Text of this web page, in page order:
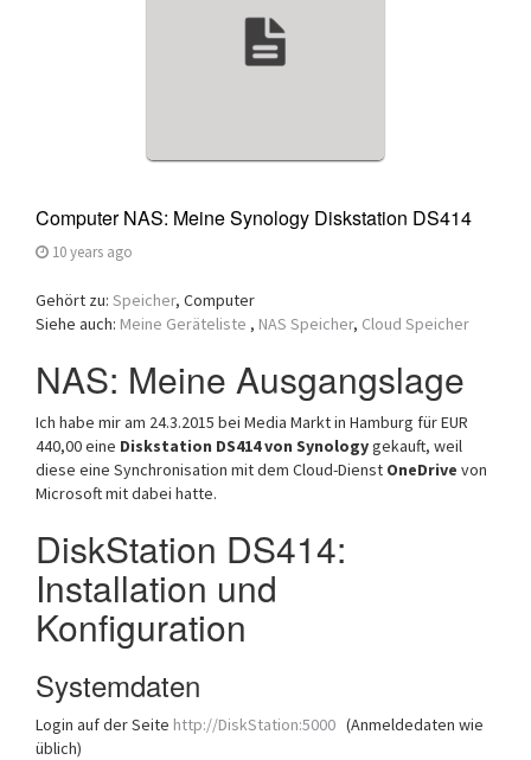
Computer NAS: Meine Synology Diskstation DS414
10 years ago
Gehört zu: Speicher, Computer
Siehe auch: Meine Geräteliste , NAS Speicher, Cloud Speicher
NAS: Meine Ausgangslage
Ich habe mir am 24.3.2015 bei Media Markt in Hamburg für EUR
440,00 eine Diskstation DS414 von Synologygekauft, weil
diese eine Synchronisation mit dem Cloud-Dienst OneDrive von
Microsoft mit dabei hatte.
DiskStation DS414:
Installation und
Konfiguration
Systemdaten
Login auf der Seite http://DiskStation:5000 (Anmeldedaten wie
üblich)